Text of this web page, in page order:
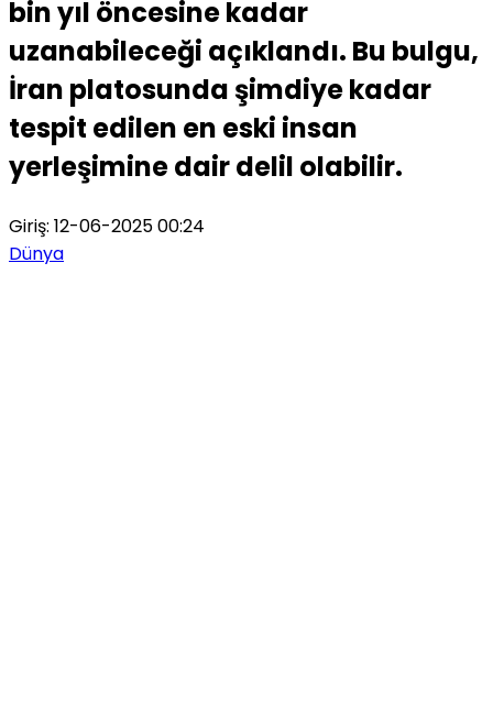
bin yıl öncesine kadar
uzanabileceği açıklandı. Bu bulgu,
İran platosunda şimdiye kadar
tespit edilen en eski insan
yerleşimine dair delil olabilir.
Giriş: 12-06-2025 00:24
Dünya